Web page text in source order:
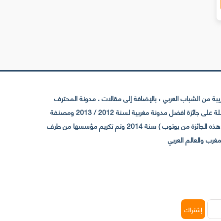
الشباب العربي ، بالإضافة إلى مقالات . مدونة المحترف
تأسست سنة 2009 حيث تستقطب الآن عدد كبير من الزوار من كافة ربوع الوطن العربي ، حيث ان مقرها الرئيسي بالمغرب و مديرها امين رغيب ،حاصلة على جائزة افضل مدونة مغربية لسنة 2012 / 2013 ومصنفة
ضمن افضل 10 مدونات عربية حسب المركز الدولي للصحفيين ICFJ سنة 2013 وحاصلة على الجائزة الفضية من يوتوب (اول قناة مغربية تحصل على هذه الجائزة من يوتوب ) سنة 2014 وتم تكريم مؤسسها من طرف